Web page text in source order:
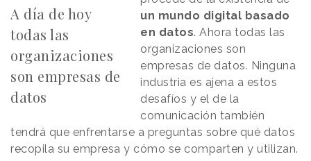
A día de hoy
todas las
organizaciones
son empresas de
datos
un mundo digital basado
en datos. Ahora todas las
organizaciones son
empresas de datos. Ninguna
industria es ajena a estos
desafíos y el de la
comunicación también
tendrá que enfrentarse a preguntas sobre qué datos
recopila su empresa y cómo se comparten y utilizan.